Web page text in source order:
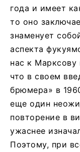
года и имеет
то оно
знаменует
аспекта
нас к Марксову
что в своем
брюмера» в
еще один
повторение в
ужаснее
Поэтому, при